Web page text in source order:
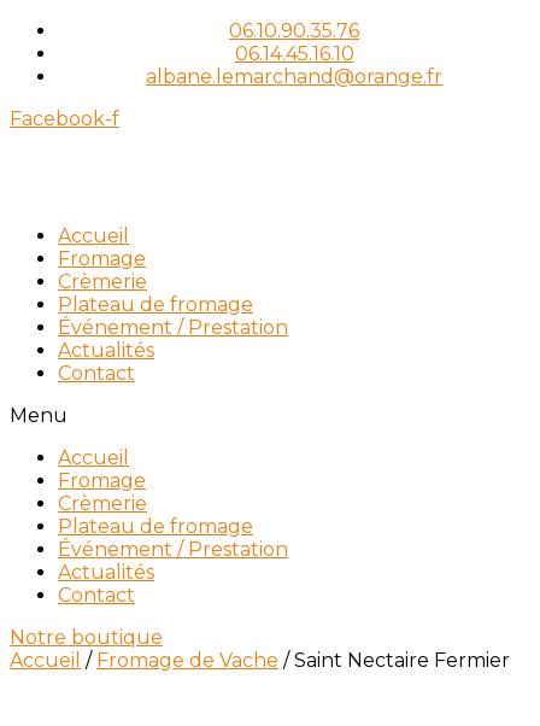
06.10.90.35.76
06.14.45.16.10
albane.lemarchand@orange.fr
Facebook-f
Accueil
Fromage
Crèmerie
Plateau de fromage
Événement / Prestation
Actualités
Contact
Menu
Accueil
Fromage
Crèmerie
Plateau de fromage
Événement / Prestation
Actualités
Contact
Notre boutique
Accueil / Fromage de Vache / Saint Nectaire Fermier